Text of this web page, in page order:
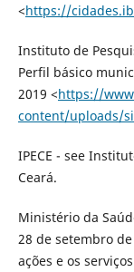
<https://
Instituto de
Perfil básico
2019 <https://
content/uploads/
IPECE - see
Ceará.
Ministério da
28 de setembro
ações e os